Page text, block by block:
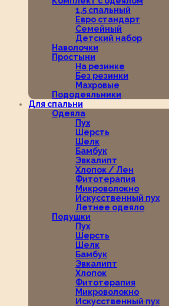
1,5 спальный
Евро стандарт
Семейный
Детский набор
Наволочки
Простыни
На резинке
Без резинки
Махровые
Пододеяльники
Для спальни
Одеяла
Пух
Шерсть
Шелк
Бамбук
Эвкалипт
Хлопок / Лен
Фитотерапия
Микроволокно
Искусственный пух
Летнее одеяло
Подушки
Пух
Шерсть
Шелк
Бамбук
Эвкалипт
Хлопок
Фитотерапия
Микроволокно
Искусственный пух